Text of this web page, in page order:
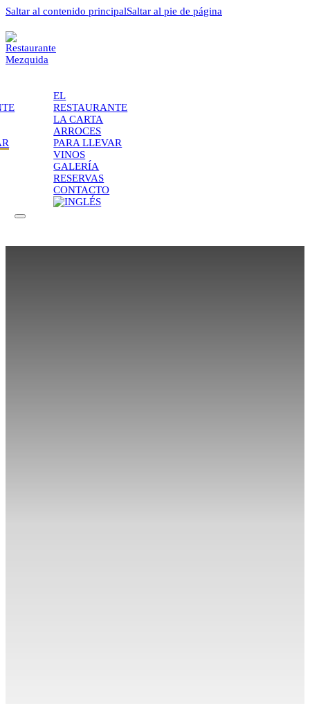
Saltar al contenido principalSaltar al pie de página
EL
RESTAURANTE
LA CARTA
ARROCES
PARA LLEVAR
VINOS
GALERÍA
RESERVAS
CONTACTO